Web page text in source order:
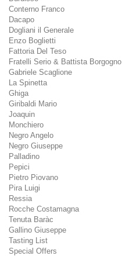
Conterno Franco
Dacapo
Dogliani il Generale
Enzo Boglietti
Fattoria Del Teso
Fratelli Serio & Battista Borgogno
Gabriele Scaglione
La Spinetta
Ghiga
Giribaldi Mario
Joaquin
Monchiero
Negro Angelo
Negro Giuseppe
Palladino
Pepici
Pietro Piovano
Pira Luigi
Ressia
Rocche Costamagna
Tenuta Baràc
Gallino Giuseppe
Tasting List
Special Offers